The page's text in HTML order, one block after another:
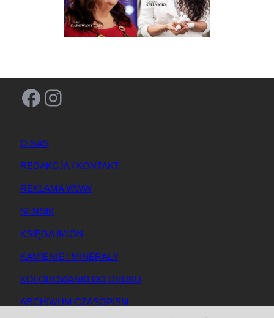
Facebook Instagram
O NAS
REDAKCJA / KONTAKT
REKLAMA WWW
SENNIK
KSIĘGA IMION
KAMIENIE I MINERAŁY
KOLOROWANKI DO DRUKU
ARCHIWUM CZASOPISM